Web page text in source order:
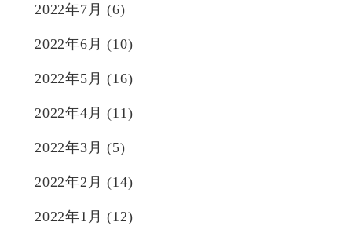
2022年7月 (6)
2022年6月 (10)
2022年5月 (16)
2022年4月 (11)
2022年3月 (5)
2022年2月 (14)
2022年1月 (12)